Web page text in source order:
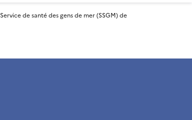
Service de santé des gens de mer (SSGM) de